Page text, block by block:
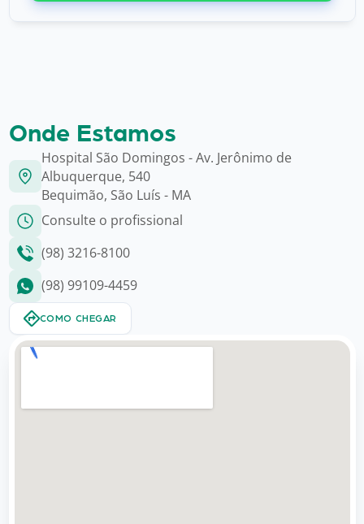
Onde Estamos
Hospital São Domingos - Av. Jerônimo de
Albuquerque, 540
Bequimão, São Luís - MA
Consulte o profissional
(98) 3216-8100
(98) 99109-4459
COMO CHEGAR